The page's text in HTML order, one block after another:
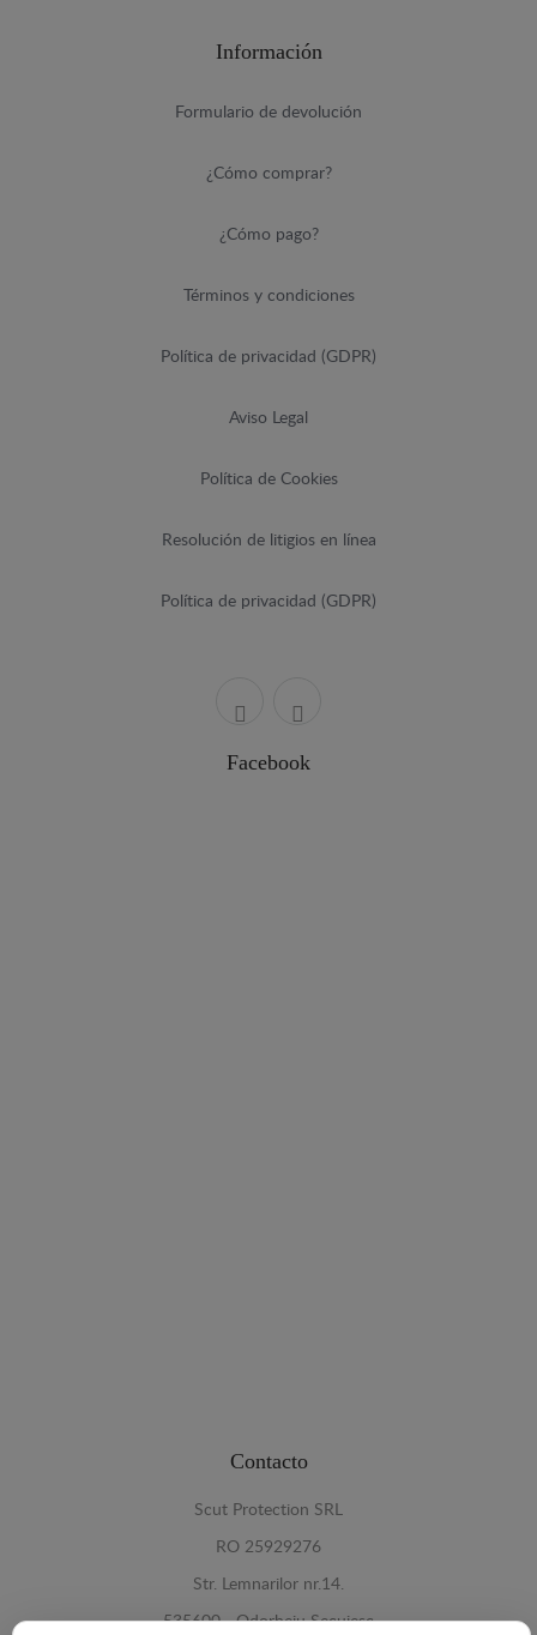
Información
Formulario de devolución
¿Cómo comprar?
¿Cómo pago?
Términos y condiciones
Política de privacidad (GDPR)
Aviso Legal
Política de Cookies
Resolución de litigios en línea
Política de privacidad (GDPR)
Facebook
Contacto
Scut Protection SRL
RO 25929276
Str. Lemnarilor nr.14.
535600 - Odorheiu Secuiesc